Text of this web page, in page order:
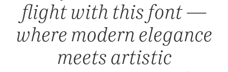
flight with this font —
where modern elegance
meets artistic